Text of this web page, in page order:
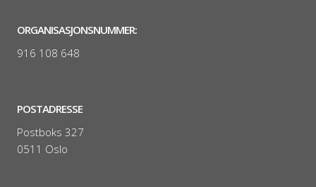
ORGANISASJONSNUMMER:
916 108 648
POSTADRESSE
Postboks 327
0511 Oslo